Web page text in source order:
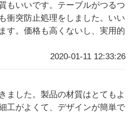
もいいです。テーブルがつるつ
衝突防止処理をしました。いい
す。価格も高くないし、実用的
2020-01-11 12:33:26
ました。製品の材質はとてもよ
工がよくて、デザインが簡単で